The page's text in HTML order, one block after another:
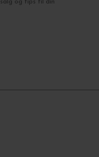
og tips til din